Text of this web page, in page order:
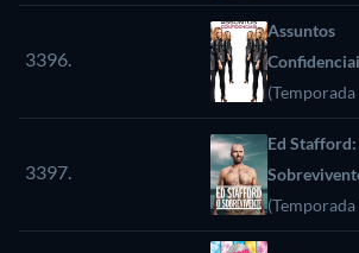
3396.
Assuntos
(Temporada
3397.
Ed
(Temporada